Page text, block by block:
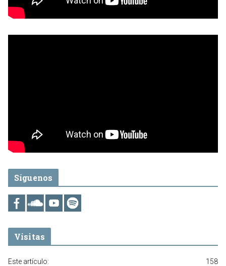
Síguenos
Visitas
158
Este artículo: